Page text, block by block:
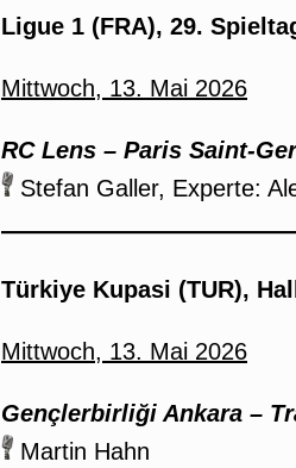
Ligue 1 (FRA), 29.
Mittwoch, 13. Mai 2026
RC Lens – Paris Saint-
Stefan Galler, Experte:
Türkiye Kupasi (TUR),
Mittwoch, 13. Mai 2026
Gençlerbirliği Ankara –
Martin Hahn